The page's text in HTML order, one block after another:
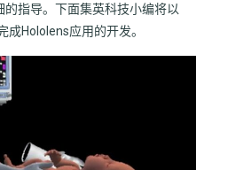
指导。下面集英科技小编将以
Hololens应用的开发。